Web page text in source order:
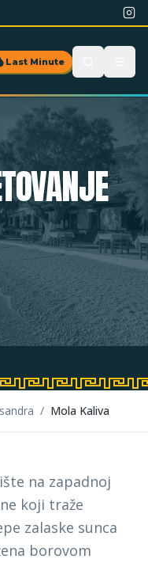
Last Minute
/ Mola Kaliva
na zapadnoj
koji traže
zalaske sunca
borovom